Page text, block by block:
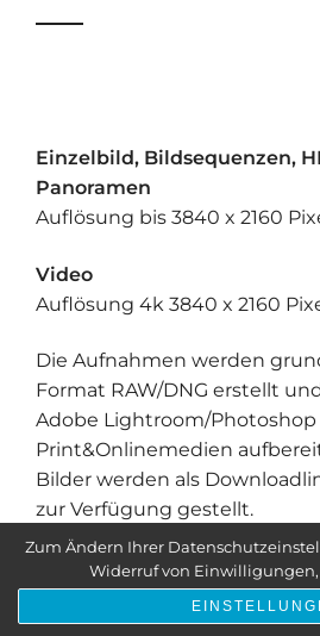
Einzelbild, Bildsequenzen,
Panoramen
Auflösung bis 3840 x 2160
Video
Auflösung 4k 3840 x 2160
Die Aufnahmen werden
Format RAW/DNG erstellt
Adobe Lightroom/
Print&Onlinemedien
Bilder werden als
zur Verfügung gestellt.
Zum Ändern Ihrer
Widerruf von Einwilligungen,